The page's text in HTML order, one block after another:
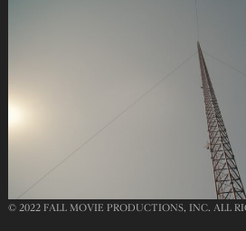
© 2022 FALL MOVIE PRODUCTIONS, INC. ALL